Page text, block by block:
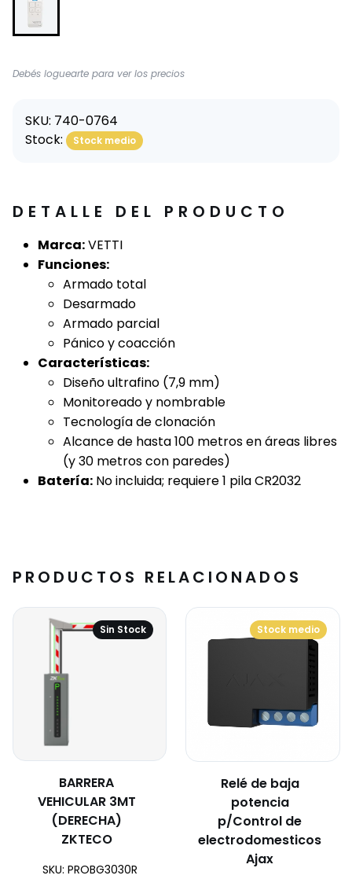
Debés loguearte para ver los precios
SKU: 740-0764
Stock:
Stock medio
DETALLE DEL PRODUCTO
Marca:VETTI
Funciones:
Armado total
Desarmado
Armado parcial
Pánico y coacción
Características:
Diseño ultrafino (7,9 mm)
Monitoreado y nombrable
Tecnología de clonación
Alcance de hasta 100 metros en áreas libres
(y 30 metros con paredes)
Batería: No incluida; requiere 1 pila CR2032
PRODUCTOS RELACIONADOS
Sin Stock
BARRERA
VEHICULAR 3MT
(DERECHA)
ZKTECO
SKU: PROBG3030R
Stock medio
Relé de baja
potencia
p/Control de
electrodomesticos
Ajax